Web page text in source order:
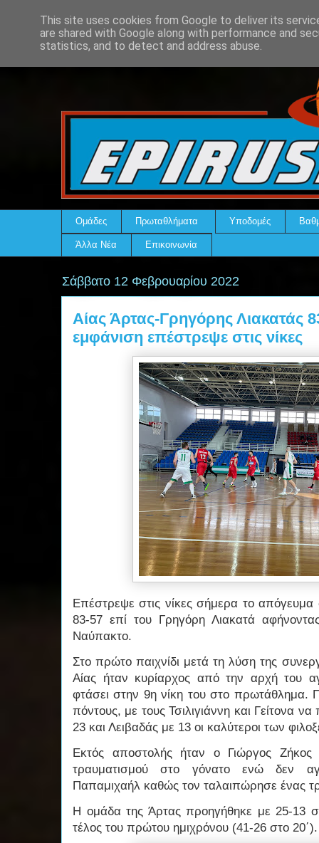
Ομάδες Πρωταθλήματα Υποδομές
Άλλα Νέα Επικοινωνία
Σάββατο 12 Φεβρουαρίου 2022
Αίας Άρτας-Γρηγόρης Λιακατάς
εμφάνιση επέστρεψε στις νίκες
Επέστρεψε στις νίκες σήμερα το
83-57 επί του Γρηγόρη Λιακατά
Ναύπακτο.
Στο πρώτο παιχνίδι μετά τη λύση της
Αίας ήταν κυρίαρχος από την αρχή του
φτάσει στην 9η νίκη του στο
πόντους, με τους Τσιλιγιάννη και Γείτονα
23 και Λειβαδάς με 13 οι καλύτεροι των
Εκτός αποστολής ήταν ο Γιώργος
τραυματισμού στο γόνατο ενώ δεν
Παπαμιχαήλ καθώς τον ταλαιπώρησε ένας
Η ομάδα της Άρτας προηγήθηκε με 25-13
τέλος του πρώτου ημιχρόνου (41-26 στο
This site uses cookies from Google to deliver its
are shared with Google along with performance and
statistics, and to detect and address abuse.